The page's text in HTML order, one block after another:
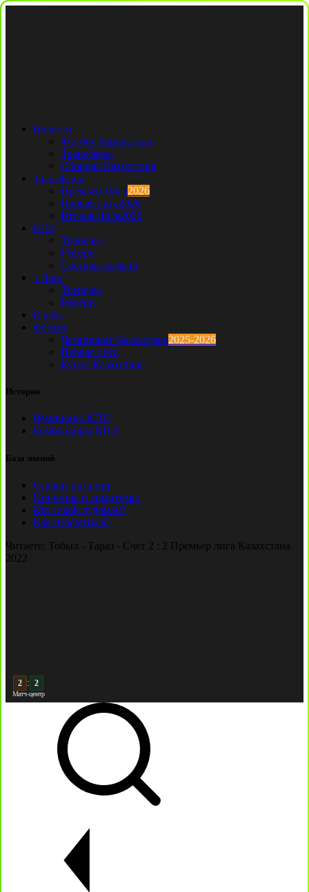
Новости
Футбол Казахстана
Трансферы
Сборная Казахстана
Трансферы
Премьер Лига2026
Первая лига2026
Вторая Лига2026
КПЛ
Тренеры
Рефери
Составы команд
1 Лига
Тренеры
Рефери
Клубы
Футзал
Чемпионат Казахстана2025-2026
Первая лига
Кубок Казахстана
История
Чемпионы КПЛ
Бомбардиры КПЛ
База знаний
Ставки на спорт
Причины и симптомы
Кто такой лудоман?
Как избавиться?
Читаете: Тобыл - Тараз - Счет 2 : 2 Премьер лига Казахстана
2022
3 : 2
Матч-центр